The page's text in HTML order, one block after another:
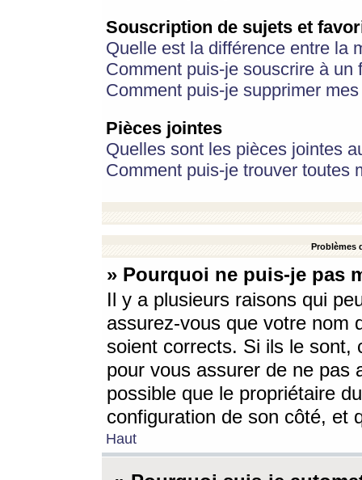
Souscription de sujets et
Quelle est la différence entre la
Comment puis-je souscrire à
Comment puis-je supprimer
Pièces jointes
Quelles sont les pièces jointes
Comment puis-je trouver toutes
Problèmes
» Pourquoi ne puis-je pas
Il y a plusieurs raisons qui
assurez-vous que votre nom
soient corrects. Si ils le sont,
pour vous assurer de ne pas
possible que le propriétaire
configuration de son côté, et
Haut